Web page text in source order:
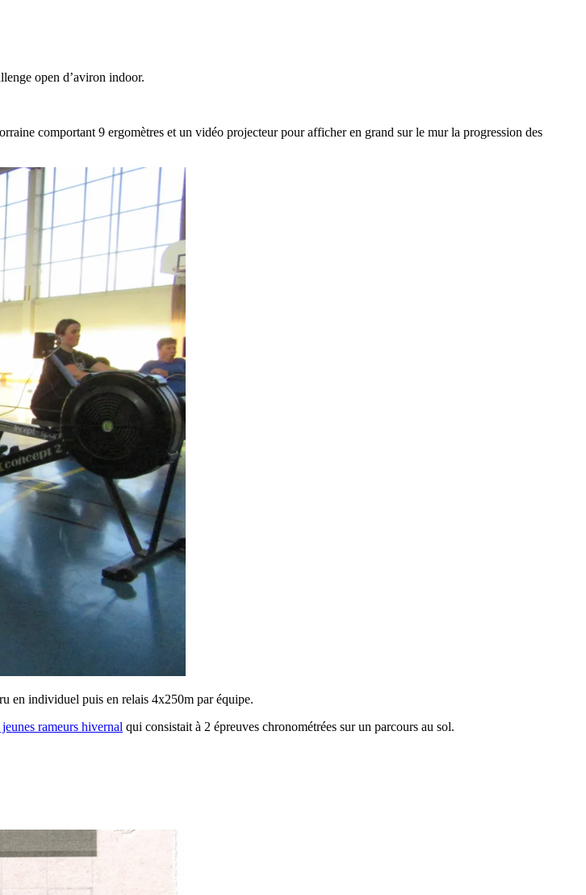
open d’aviron indoor.
comportant 9 ergomètres et un vidéo projecteur pour afficher en grand sur le mur la progression des
en individuel puis en relais 4x250m par équipe.
rameurs hivernal qui consistait à 2 épreuves chronométrées sur un parcours au sol.